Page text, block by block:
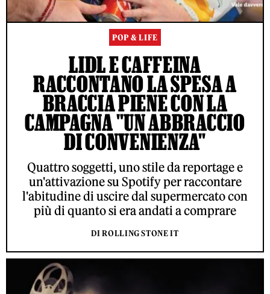
POP & LIFE
LIDL E CAFFEINA
RACCONTANO LA SPESA A
BRACCIA PIENE CON LA
CAMPAGNA "UN ABBRACCIO
DI CONVENIENZA"
Quattro soggetti, uno stile da reportage e
un'attivazione su Spotify per raccontare
l'abitudine di uscire dal supermercato con
più di quanto si era andati a comprare
DI ROLLING STONE IT